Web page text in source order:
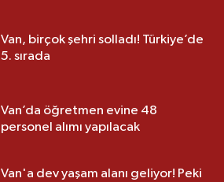
Van, birçok şehri solladı! Türkiye’de
5. sırada
Van’da öğretmen evine 48
personel alımı yapılacak
Van'a dev yaşam alanı geliyor! Peki